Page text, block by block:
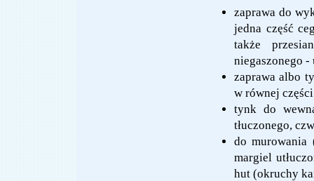
zaprawa do
jedna część
także
niegaszonego -
zaprawa albo
w równej
tynk do
tłuczonego,
do murowania
margiel
hut (okruchy